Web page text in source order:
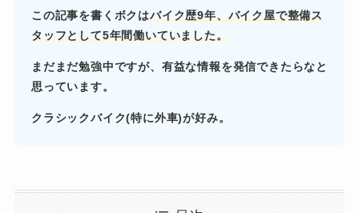
この記事を書くボクはバイク歴9年、バイク屋で整備ス
タッフとして5年間働いていました。
まだまだ勉強中ですが、有益な情報を発信できたらなと
思っています。
クラシックバイク(特に外車)が好み。